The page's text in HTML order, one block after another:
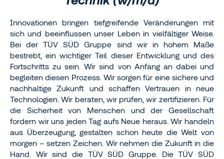
Innovationen bringen tiefgreifende Veränderungen mit
sich und beeinflussen unser Leben in vielfältiger Weise.
Bei der TÜV SÜD Gruppe sind wir in hohem Maße
bestrebt, ein wichtiger Teil dieser Entwicklung und des
Fortschritts zu sein. Wir sind von Anfang an dabei und
begleiten diesen Prozess. Wir sorgen für eine sichere und
nachhaltige Zukunft und schaffen Vertrauen in neue
Technologien. Wir beraten, wir prüfen, wir zertifizieren. Für
die Sicherheit von Menschen und der Gesellschaft
fordern wir uns jeden Tag aufs Neue heraus. Wir handeln
aus Überzeugung, gestalten schon heute die Welt von
morgen – setzen Zeichen. Wir nehmen die Zukunft in die
Hand. Wir sind die TÜV SÜD Gruppe. Die TÜV SÜD